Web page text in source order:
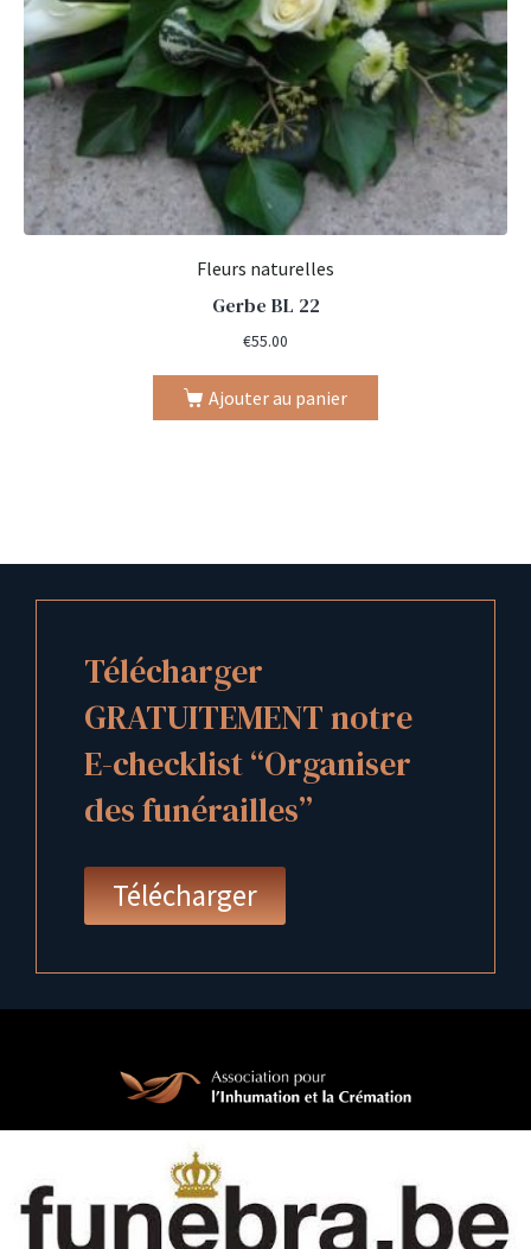
Fleurs naturelles
Gerbe BL 22
€55.00
Ajouter au panier
Télécharger
GRATUITEMENT notre
E-checklist “Organiser
des funérailles”
Télécharger